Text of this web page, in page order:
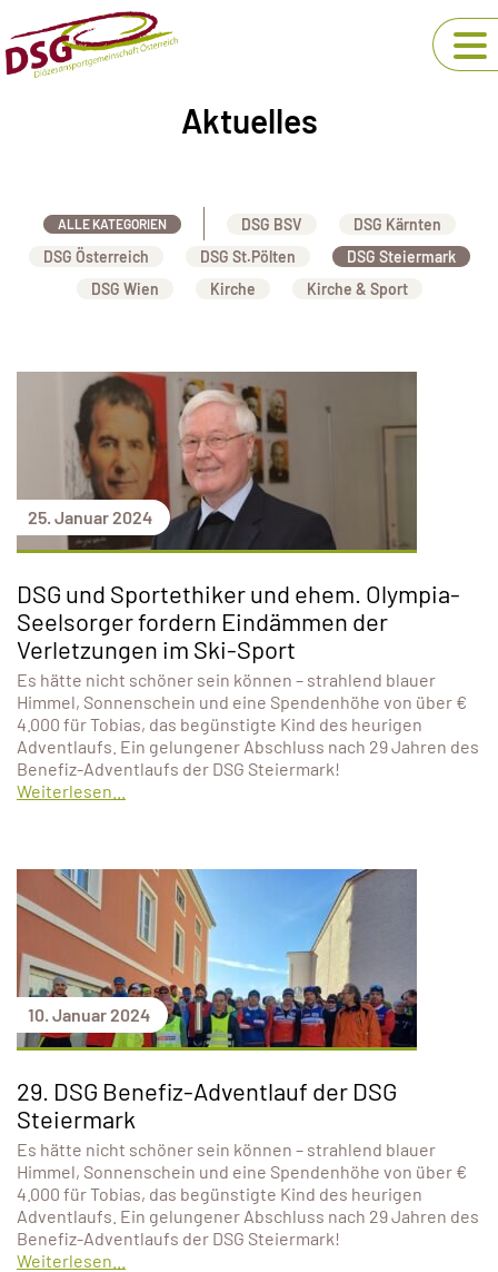
Aktuelles
ALLE KATEGORIEN DSG BSV
DSG Kärnten
DSG Österreich
DSG St.Pölten
DSG Steiermark
DSG Wien
Kirche Kirche & Sport
25. Januar 2024
DSG und Sportethiker und ehem. Olympia-
Seelsorger fordern Eindämmen der
Verletzungen im Ski-Sport
Es hätte nicht schöner sein können – strahlend blauer
Himmel, Sonnenschein und eine Spendenhöhe von über €
4.000 für Tobias, das begünstigte Kind des heurigen
Adventlaufs. Ein gelungener Abschluss nach 29 Jahren des
Benefiz-Adventlaufs der DSG Steiermark!
Weiterlesen...
10. Januar 2024
29. DSG Benefiz-Adventlauf der DSG
Steiermark
Es hätte nicht schöner sein können – strahlend blauer
Himmel, Sonnenschein und eine Spendenhöhe von über €
4.000 für Tobias, das begünstigte Kind des heurigen
Adventlaufs. Ein gelungener Abschluss nach 29 Jahren des
Benefiz-Adventlaufs der DSG Steiermark!
Weiterlesen...